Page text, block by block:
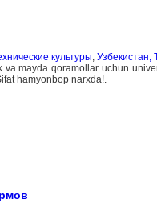
культуры, Узбекистан,
va mayda qoramollar uchun
hamyonbop narxda!.